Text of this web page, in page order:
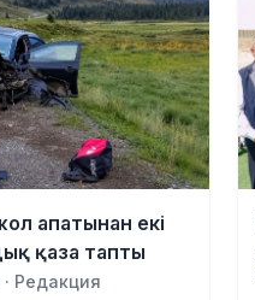
апатынан екі
қаза тапты
Редакция